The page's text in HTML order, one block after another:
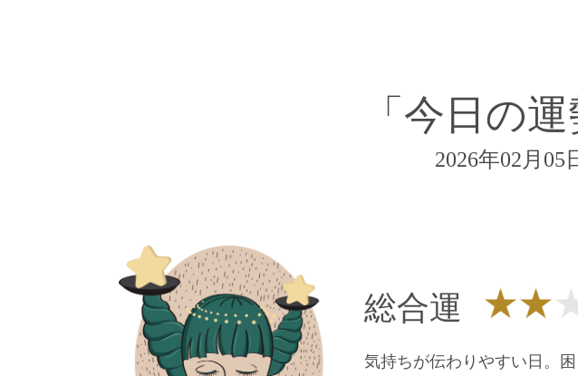
「今日の
2026年02月
総合運
気持ちが伝わりやすい日。